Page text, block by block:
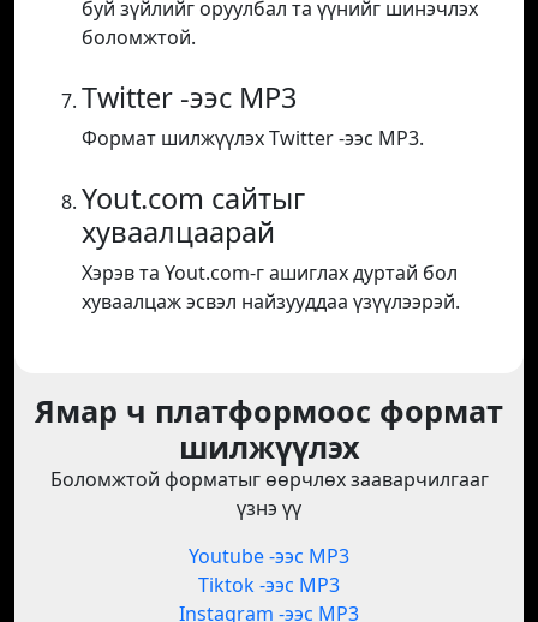
буй зүйлийг оруулбал та үүнийг шинэчлэх
боломжтой.
Twitter -ээс MP3
Формат шилжүүлэх Twitter -ээс MP3.
Yout.com сайтыг
хуваалцаарай
Хэрэв та Yout.com-г ашиглах дуртай бол
хуваалцаж эсвэл найзууддаа үзүүлээрэй.
Ямар ч платформоос формат
шилжүүлэх
Боломжтой форматыг өөрчлөх зааварчилгааг
үзнэ үү
Youtube -ээс MP3
Tiktok -ээс MP3
Instagram -ээс MP3